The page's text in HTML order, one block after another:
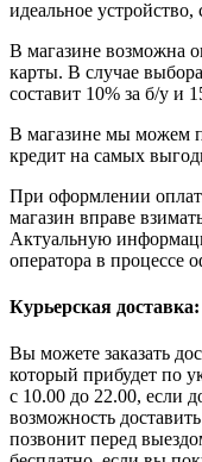
идеальное
В магазине возможна
карты. В случае
составит 10% за б/у и
В магазине мы можем
кредит на самых
При оформлении
магазин вправе
Актуальную
оператора в процессе
Курьерская доставка:
Вы можете заказать
который прибудет по
с 10.00 до 22.00, если
возможность
позвонит перед